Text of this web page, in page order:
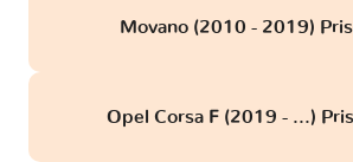
Movano (2010 - 2019)
Opel Corsa F (2019 - ...)